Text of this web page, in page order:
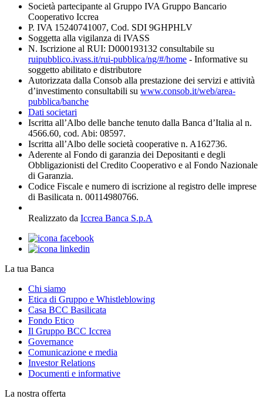
Società partecipante al Gruppo IVA Gruppo Bancario
Cooperativo Iccrea
P. IVA 15240741007, Cod. SDI 9GHPHLV
Soggetta alla vigilanza di IVASS
N. Iscrizione al RUI: D000193132 consultabile su
ruipubblico.ivass.it/rui-pubblica/ng/#/home - Informative su
soggetto abilitato e distributore
Autorizzata dalla Consob alla prestazione dei servizi e attività
d’investimento consultabili su www.consob.it/web/area-
pubblica/banche
Dati societari
Iscritta all’Albo delle banche tenuto dalla Banca d’Italia al n.
4566.60, cod. Abi: 08597.
Iscritta all’Albo delle società cooperative n. A162736.
Aderente al Fondo di garanzia dei Depositanti e degli
Obbligazionisti del Credito Cooperativo e al Fondo Nazionale
di Garanzia.
Codice Fiscale e numero di iscrizione al registro delle imprese
di Basilicata n. 00114980766.
Realizzato da Iccrea Banca S.p.A
La tua Banca
Chi siamo
Etica di Gruppo e Whistleblowing
Casa BCC Basilicata
Fondo Etico
Il Gruppo BCC Iccrea
Governance
Comunicazione e media
Investor Relations
Documenti e informative
La nostra offerta